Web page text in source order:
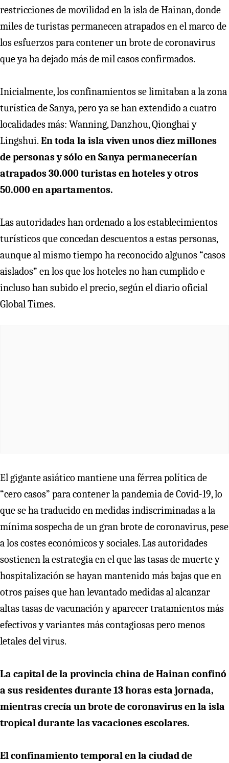
restricciones de movilidad en la isla de Hainan, donde
miles de turistas permanecen atrapados en el marco de
los esfuerzos para contener un brote de coronavirus
que ya ha dejado más de mil casos confirmados.
Inicialmente, los confinamientos se limitaban a la zona
turística de Sanya, pero ya se han extendido a cuatro
localidades más: Wanning, Danzhou, Qionghai y
Lingshui. En toda la isla viven unos diez millones
de personas y sólo en Sanya permanecerían
atrapados 30.000 turistas en hoteles y otros
50.000 en apartamentos.
Las autoridades han ordenado a los establecimientos
turísticos que concedan descuentos a estas personas,
aunque al mismo tiempo ha reconocido algunos “casos
aislados” en los que los hoteles no han cumplido e
incluso han subido el precio, según el diario oficial
Global Times.
El gigante asiático mantiene una férrea política de
“cero casos” para contener la pandemia de Covid-19, lo
que se ha traducido en medidas indiscriminadas a la
mínima sospecha de un gran brote de coronavirus, pese
a los costes económicos y sociales. Las autoridades
sostienen la estrategia en el que las tasas de muerte y
hospitalización se hayan mantenido más bajas que en
otros países que han levantado medidas al alcanzar
altas tasas de vacunación y aparecer tratamientos más
efectivos y variantes más contagiosas pero menos
letales del virus.
La capital de la provincia china de Hainan confinó
a sus residentes durante 13 horas esta jornada,
mientras crecía un brote de coronavirus en la isla
tropical durante las vacaciones escolares.
El confinamiento temporal en la ciudad de